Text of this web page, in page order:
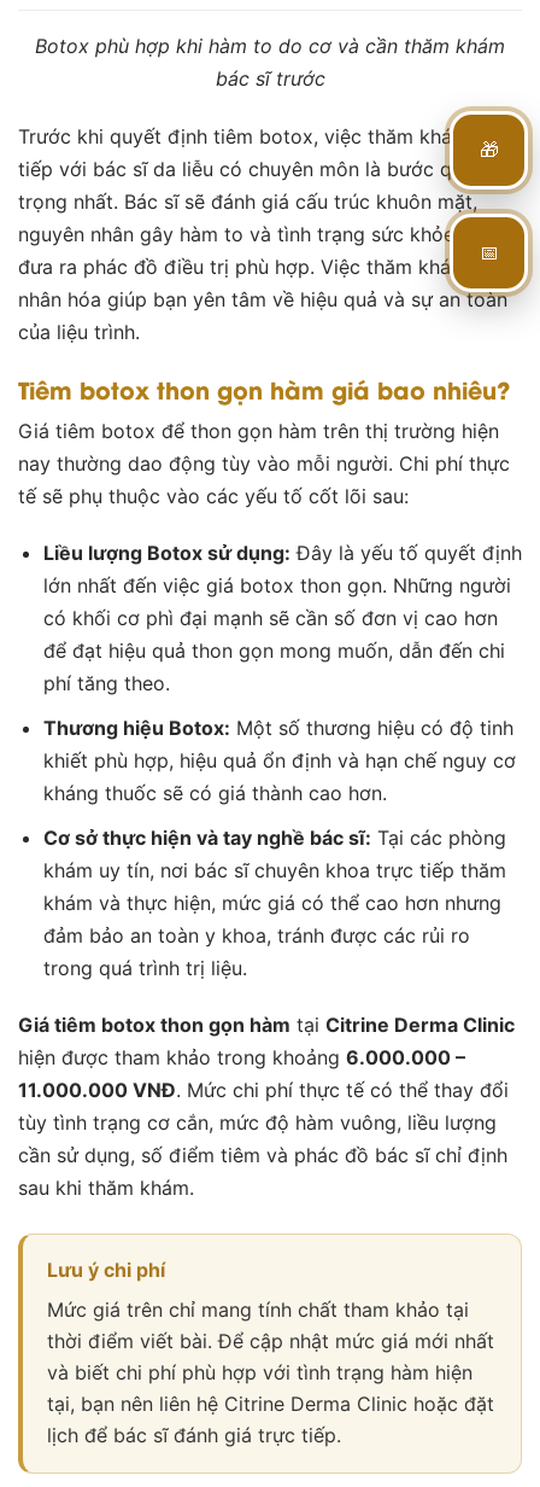
Botox phù hợp khi hàm to do cơ và cần thăm khám
bác sĩ trước
Trước khi quyết định tiêm botox, việc thăm khám trực
tiếp với bác sĩ da liễu có chuyên môn là bước quan
trọng nhất. Bác sĩ sẽ đánh giá cấu trúc khuôn mặt,
nguyên nhân gây hàm to và tình trạng sức khỏe để
đưa ra phác đồ điều trị phù hợp. Việc thăm khám cá
nhân hóa giúp bạn yên tâm về hiệu quả và sự an toàn
của liệu trình.
Tiêm botox thon gọn hàm giá bao nhiêu?
Giá tiêm botox để thon gọn hàm trên thị trường hiện
nay thường dao động tùy vào mỗi người. Chi phí thực
tế sẽ phụ thuộc vào các yếu tố cốt lõi sau:
Liều lượng Botox sử dụng: Đây là yếu tố quyết định
lớn nhất đến việc giá botox thon gọn. Những người
có khối cơ phì đại mạnh sẽ cần số đơn vị cao hơn
để đạt hiệu quả thon gọn mong muốn, dẫn đến chi
phí tăng theo.
Thương hiệu Botox: Một số thương hiệu có độ tinh
khiết phù hợp, hiệu quả ổn định và hạn chế nguy cơ
kháng thuốc sẽ có giá thành cao hơn.
Cơ sở thực hiện và tay nghề bác sĩ: Tại các phòng
khám uy tín, nơi bác sĩ chuyên khoa trực tiếp thăm
khám và thực hiện, mức giá có thể cao hơn nhưng
đảm bảo an toàn y khoa, tránh được các rủi ro
trong quá trình trị liệu.
Giá tiêm botox thon gọn hàm tại Citrine Derma Clinic
hiện được tham khảo trong khoảng 6.000.000 –
11.000.000 VNĐ. Mức chi phí thực tế có thể thay đổi
tùy tình trạng cơ cắn, mức độ hàm vuông, liều lượng
cần sử dụng, số điểm tiêm và phác đồ bác sĩ chỉ định
sau khi thăm khám.
Lưu ý chi phí
Mức giá trên chỉ mang tính chất tham khảo tại
thời điểm viết bài. Để cập nhật mức giá mới nhất
và biết chi phí phù hợp với tình trạng hàm hiện
tại, bạn nên liên hệ Citrine Derma Clinic hoặc đặt
lịch để bác sĩ đánh giá trực tiếp.
🎁
📅